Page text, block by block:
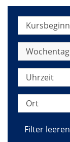
Kursbeginn
Wochentag
Uhrzeit
Ort
Filter leeren